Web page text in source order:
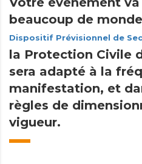
beaucoup de
Dispositif Prévisionnel de
la Protection Civile
sera adapté à la
manifestation, et
règles de
vigueur.